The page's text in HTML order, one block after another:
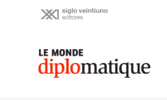
Le monde diplomatique